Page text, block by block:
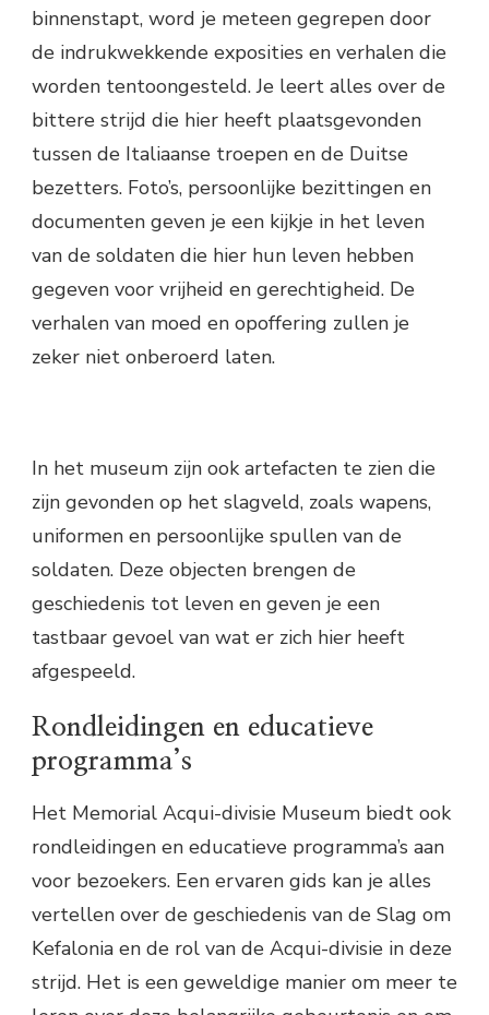
binnenstapt, word je meteen gegrepen door
de indrukwekkende exposities en verhalen die
worden tentoongesteld. Je leert alles over de
bittere strijd die hier heeft plaatsgevonden
tussen de Italiaanse troepen en de Duitse
bezetters. Foto’s, persoonlijke bezittingen en
documenten geven je een kijkje in het leven
van de soldaten die hier hun leven hebben
gegeven voor vrijheid en gerechtigheid. De
verhalen van moed en opoffering zullen je
zeker niet onberoerd laten.
In het museum zijn ook artefacten te zien die
zijn gevonden op het slagveld, zoals wapens,
uniformen en persoonlijke spullen van de
soldaten. Deze objecten brengen de
geschiedenis tot leven en geven je een
tastbaar gevoel van wat er zich hier heeft
afgespeeld.
Rondleidingen en educatieve
programma’s
Het Memorial Acqui-divisie Museum biedt ook
rondleidingen en educatieve programma’s aan
voor bezoekers. Een ervaren gids kan je alles
vertellen over de geschiedenis van de Slag om
Kefalonia en de rol van de Acqui-divisie in deze
strijd. Het is een geweldige manier om meer te